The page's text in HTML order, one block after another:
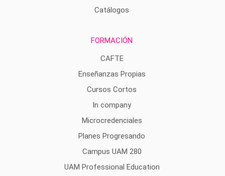
Catálogos
FORMACIÓN
CAFTE
Enseñanzas Propias
Cursos Cortos
In company
Microcredenciales
Planes Progresando
Campus UAM 280
UAM Professional Education